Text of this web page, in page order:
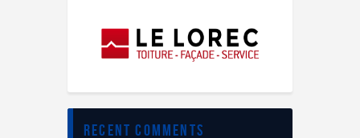
recent comments